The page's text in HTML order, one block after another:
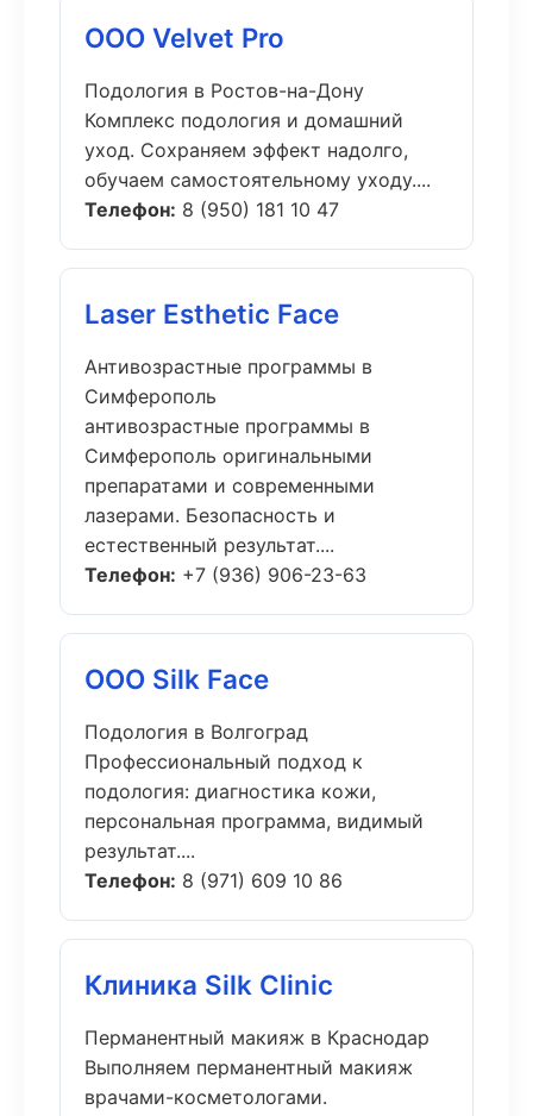
ООО Velvet Pro
Подология в Ростов-на-Дону
Комплекс подология и домашний
уход. Сохраняем эффект надолго,
обучаем самостоятельному уходу....
Телефон: 8 (950) 181 10 47
Laser Esthetic Face
Антивозрастные программы в
Симферополь
антивозрастные программы в
Симферополь оригинальными
препаратами и современными
лазерами. Безопасность и
естественный результат....
Телефон: +7 (936) 906-23-63
ООО Silk Face
Подология в Волгоград
Профессиональный подход к
подология: диагностика кожи,
персональная программа, видимый
результат....
Телефон: 8 (971) 609 10 86
Клиника Silk Clinic
Перманентный макияж в Краснодар
Выполняем перманентный макияж
врачами-косметологами.